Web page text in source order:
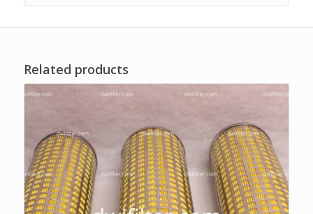
Related products